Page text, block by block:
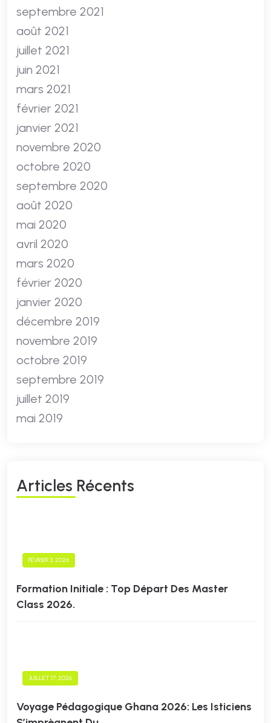
septembre 2021
août 2021
juillet 2021
juin 2021
mars 2021
février 2021
janvier 2021
novembre 2020
octobre 2020
septembre 2020
août 2020
mai 2020
avril 2020
mars 2020
février 2020
janvier 2020
décembre 2019
novembre 2019
octobre 2019
septembre 2019
juillet 2019
mai 2019
ARTICLES RÉCENTS
FÉVRIER 3, 2026
Formation Initiale : Top Départ Des Master
Class 2026.
JUILLET 17, 2026
Voyage Pédagogique Ghana 2026: Les Isticiens